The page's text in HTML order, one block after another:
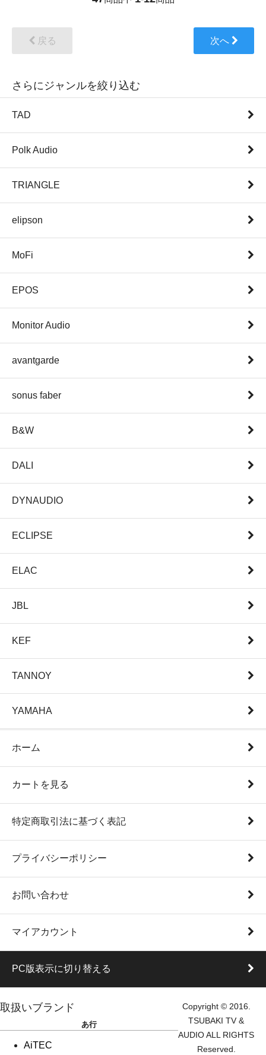
戻る 次へ
さらにジャンルを絞り込む
TAD
Polk Audio
TRIANGLE
elipson
MoFi
EPOS
Monitor Audio
avantgarde
sonus faber
B&W
DALI
DYNAUDIO
ECLIPSE
ELAC
JBL
KEF
TANNOY
YAMAHA
ホーム
カートを見る
特定商取引法に基づく表記
プライバシーポリシー
お問い合わせ
マイアカウント
PC版表示に切り替える
取扱いブランド
あ行
AiTEC
Copyright © 2016.
TSUBAKI TV &
AUDIO ALL RIGHTS
Reserved.